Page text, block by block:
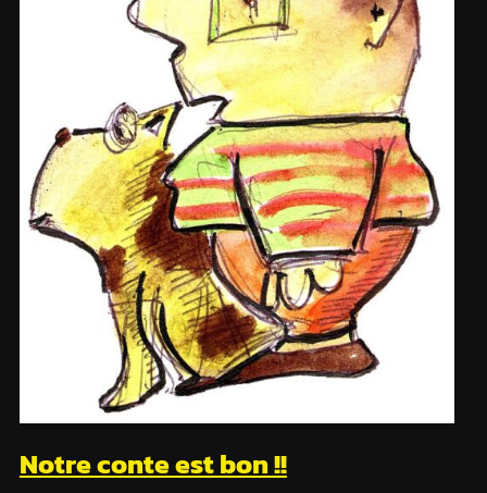
Notre conte est bon !!